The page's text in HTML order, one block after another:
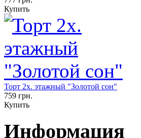
Купить
Торт 2х. этажный "Золотой сон"
759 грн.
Купить
Информация